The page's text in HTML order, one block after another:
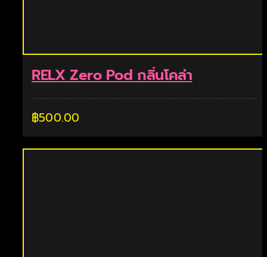
RELX Zero Pod กลิ่นโคล่า
฿500.00